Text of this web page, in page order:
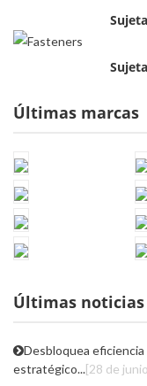
Últimas marcas
Últimas noticias
Desbloquea
estratégico...[28 de